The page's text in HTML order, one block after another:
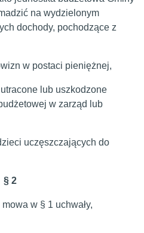
na wydzielonym
dochody, pochodzące z
w postaci pieniężnej,
lub uszkodzone
w zarząd lub
uczęszczających do
§ 2
w § 1 uchwały,